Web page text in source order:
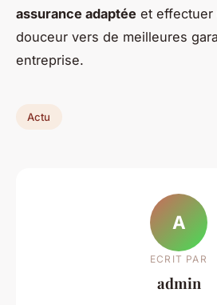
assurance adaptée et effectuer
douceur vers de meilleures
entreprise.
Actu
A
ECRIT PAR
admin